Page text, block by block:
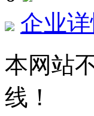
企业
本网站
线！